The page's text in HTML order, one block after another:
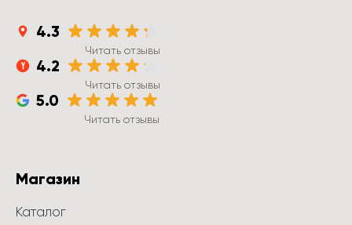
4.3
Читать отзывы
4.2
Читать отзывы
5.0
Читать отзывы
Магазин
Каталог